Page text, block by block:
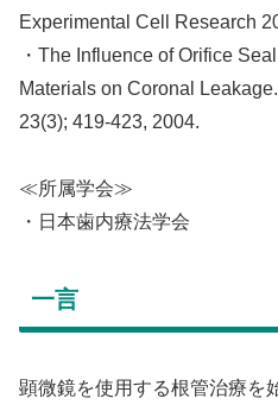
Experimental Cell Research
・The Influence of Orifice
Materials on Coronal
23(3); 419-423, 2004.
≪所属学会≫
・日本歯内療法学会
一言
顕微鏡を使用する根管治療を